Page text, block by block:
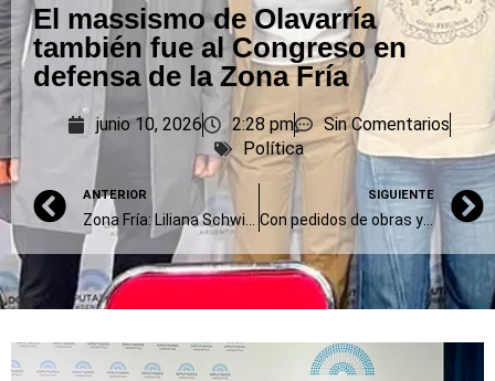
El massismo de Olavarría
también fue al Congreso en
defensa de la Zona Fría
junio 10, 2026 2:28 pm
Sin Comentarios
Política
ANTERIOR SIGUIENTE
Con pedidos de obras y mejoras sesionará el Concejo Deliberante este jueves